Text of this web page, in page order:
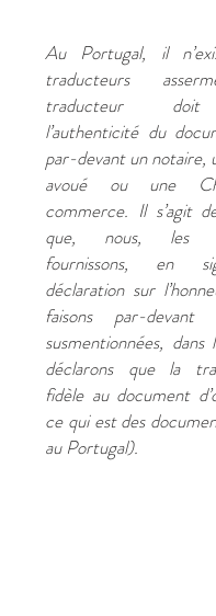
Au Portugal, il
traducteurs
traducteur
l’authenticité du
par-devant un notaire,
avoué ou une
commerce. Il s’agit
que, nous, les
fournissons, en
déclaration sur
faisons par-
susmentionnées, dans
déclarons que la
fidèle au document
ce qui est des
au Portugal).